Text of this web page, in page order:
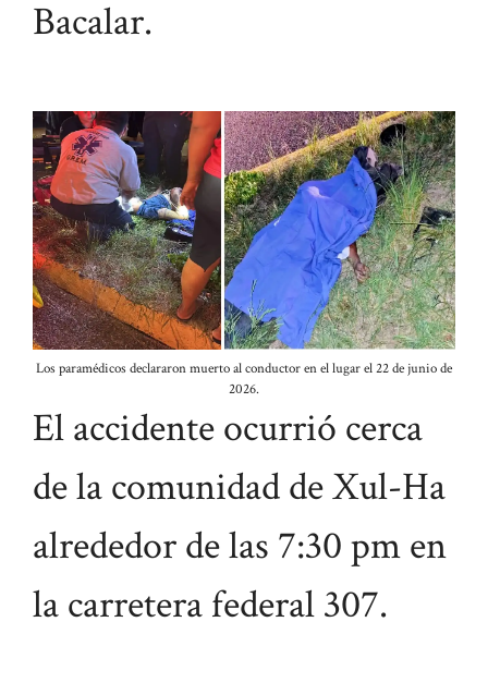
Bacalar.
Los paramédicos declararon muerto al conductor en el lugar el 22 de junio de
2026.
El accidente ocurrió cerca
de la comunidad de Xul-Ha
alrededor de las 7:30 pm en
la carretera federal 307.